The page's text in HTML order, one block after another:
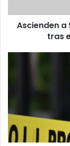
tras
Ascienden a
tras
de
personas
este